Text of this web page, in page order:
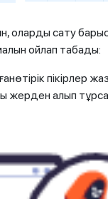
оларды сату
ойлап табады:
пікірлер
алып